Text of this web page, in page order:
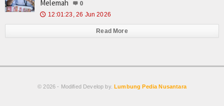
Melemah
0
🕔 12:01:23, 26 Jun 2026
Read More
© 2026 - Modified Develop by.Lumbung Pedia Nusantara